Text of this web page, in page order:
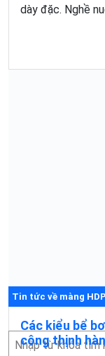
dày đặc. Nghề
Tin tức về màng
Các kiểu bể
công thịnh
Tìm